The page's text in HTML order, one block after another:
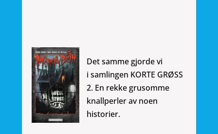
Det samme gjorde vi
i samlingen KORTE GRØSS
2. En rekke grusomme
knallperler av noen
historier.